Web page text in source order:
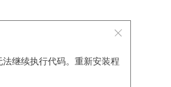
继续执行代码。重新安装程